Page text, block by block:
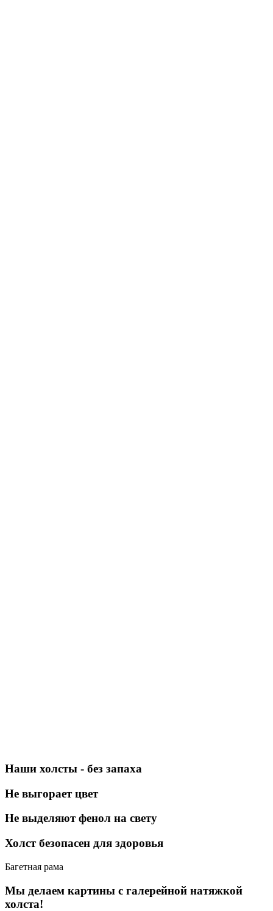
Наши холсты - без запаха
Не выгорает цвет
Не выделяют фенол на свету
Холст безопасен для здоровья
Багетная рама
Мы делаем картины с галерейной натяжкой
холста!